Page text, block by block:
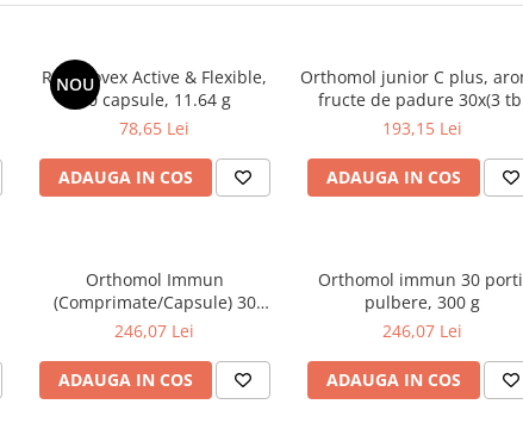
NOU
Regenovex Active & Flexible,
30 capsule, 11.64 g
78,65 Lei
ADAUGA IN COS
Orthomol junior C plus,
fructe de padure 30x(3
masticabile), 108 g
193,15 Lei
ADAUGA IN COS
Orthomol Immun
(Comprimate/Capsule) 30
portii, 117 g
246,07 Lei
ADAUGA IN COS
Orthomol immun 30
pulbere, 300 g
246,07 Lei
ADAUGA IN COS